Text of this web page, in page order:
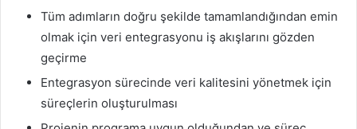
Tüm adımların doğru şekilde tamamlandığından emin
olmak için veri entegrasyonu iş akışlarını gözden
geçirme
Entegrasyon sürecinde veri kalitesini yönetmek için
süreçlerin oluşturulması